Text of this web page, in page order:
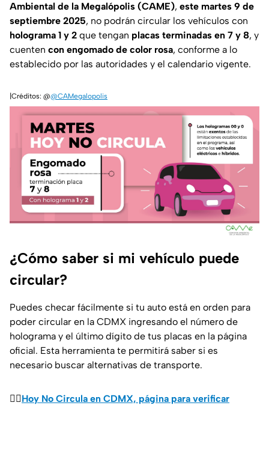
Ambiental de la Megalópolis (CAME), este martes 9 de
septiembre 2025, no podrán circular los vehículos con
holograma 1 y 2 que tengan placas terminadas en 7 y 8, y
cuenten con engomado de color rosa, conforme a lo
establecido por las autoridades y el calendario vigente.
|Créditos: @@CAMegalopolis
¿Cómo saber si mi vehículo puede
circular?
Puedes checar fácilmente si tu auto está en orden para
poder circular en la CDMX ingresando el número de
holograma y el último dígito de tus placas en la página
oficial. Esta herramienta te permitirá saber si es
necesario buscar alternativas de transporte.
👉🏼Hoy No Circula en CDMX, página para verificar